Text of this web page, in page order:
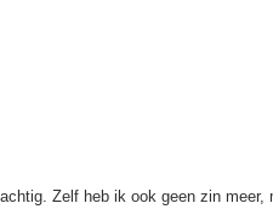
Zelf heb ik ook geen zin